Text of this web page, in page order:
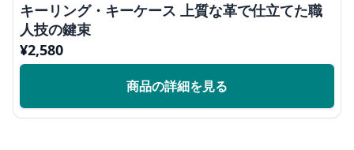
キーリング・キーケース 上質な革で仕立てた職
人技の鍵束
¥2,580
商品の詳細を見る